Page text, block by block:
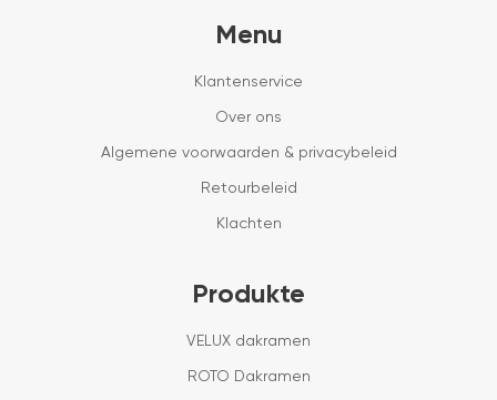
Menu
Klantenservice
Over ons
Algemene voorwaarden & privacybeleid
Retourbeleid
Klachten
Produkte
VELUX dakramen
ROTO Dakramen